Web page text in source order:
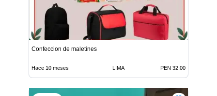
Confeccion de maletines
Hace 10 meses LIMA PEN 32.00